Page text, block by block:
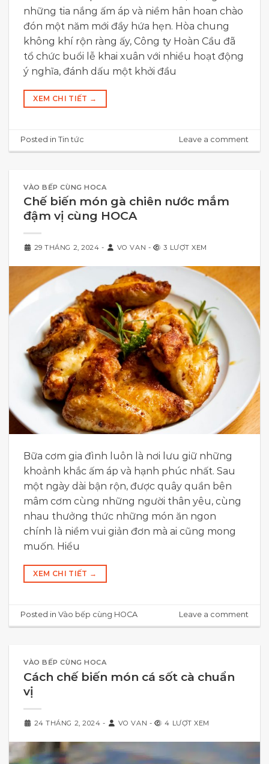
những tia nắng ấm áp và niềm hân hoan chào
đón một năm mới đầy hứa hẹn. Hòa chung
không khí rộn ràng ấy, Công ty Hoàn Cầu đã
tổ chức buổi lễ khai xuân với nhiều hoạt động
ý nghĩa, đánh dấu một khởi đầu
XEM CHI TIẾT →
Posted inTin tức Leave a comment
VÀO BẾP CÙNG HOCA
Chế biến món gà chiên nước mắm
đậm vị cùng HOCA
29 THÁNG 2, 2024 - VO VAN - 3 LƯỢT XEM
Bữa cơm gia đình luôn là nơi lưu giữ những
khoảnh khắc ấm áp và hạnh phúc nhất. Sau
một ngày dài bận rộn, được quây quần bên
mâm cơm cùng những người thân yêu, cùng
nhau thưởng thức những món ăn ngon
chính là niềm vui giản đơn mà ai cũng mong
muốn. Hiểu
XEM CHI TIẾT →
Posted inVào bếp cùng HOCA Leave a comment
VÀO BẾP CÙNG HOCA
Cách chế biến món cá sốt cà chuẩn
vị
24 THÁNG 2, 2024 - VO VAN - 4 LƯỢT XEM